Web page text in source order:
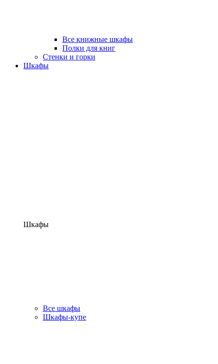
Все книжные шкафы
Полки для книг
Стенки и горки
Шкафы
Шкафы
Все шкафы
Шкафы-купе